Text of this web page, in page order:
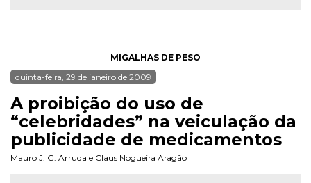
MIGALHAS DE PESO
quinta-feira, 29 de janeiro de 2009
A proibição do uso de
“celebridades” na veiculação da
publicidade de medicamentos
Mauro J. G. Arruda e Claus Nogueira Aragão